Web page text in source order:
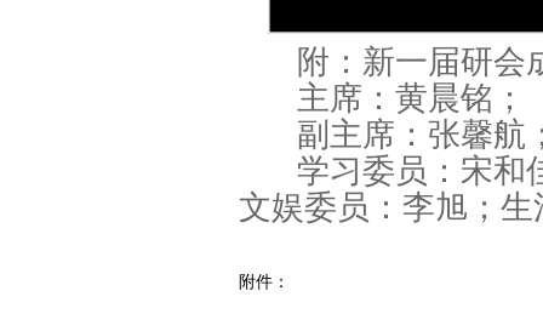
附：新一届研会
主席：黄晨铭；
副主席：张馨航
学习委员：宋和
文娱委员：李旭；
附件：